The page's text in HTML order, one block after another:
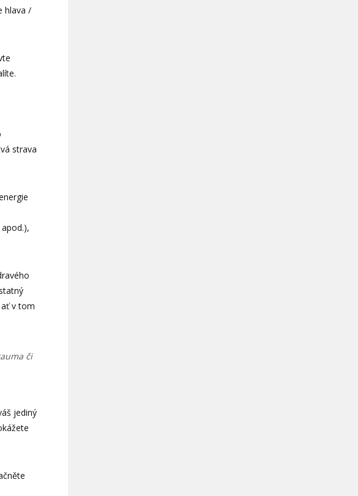
hlava /
strava
v tom
či
jediný